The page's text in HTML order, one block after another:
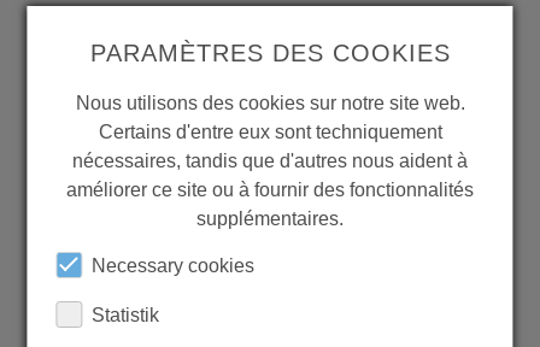
MORE PRODUCTS?
Back to overview
PARAMÈTRES DES COOKIES
Nous utilisons des cookies sur notre site web.
Certains d'entre eux sont techniquement
nécessaires, tandis que d'autres nous aident à
améliorer ce site ou à fournir des fonctionnalités
supplémentaires.
Necessary cookies
Statistik